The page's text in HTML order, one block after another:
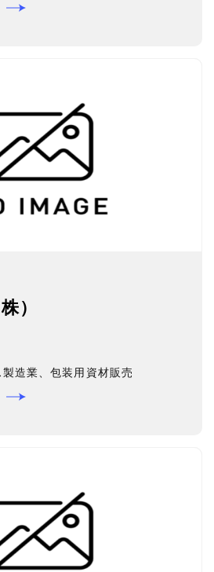
）
造業、包装用資材販売